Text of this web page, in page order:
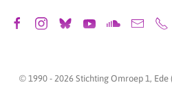
© 1990 - 2026 Stichting Omroep 1,